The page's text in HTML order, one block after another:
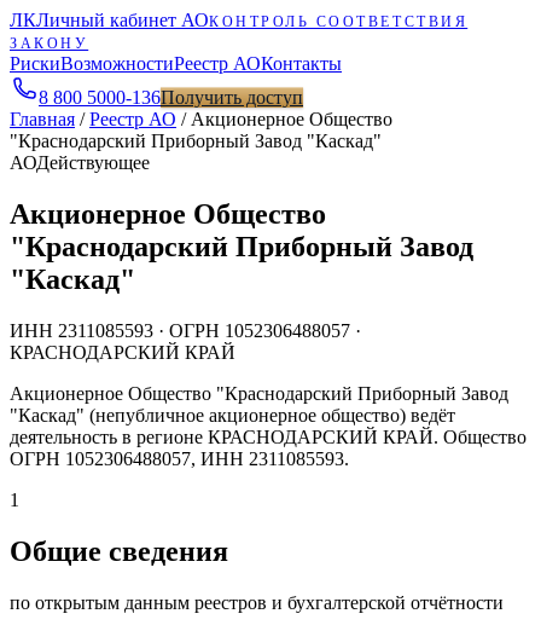
ЛКЛичный кабинет АОКОНТРОЛЬ СООТВЕТСТВИЯ
ЗАКОНУ
РискиВозможностиРеестр АОКонтакты
8 800 5000-136Получить доступ
Главная /Реестр АО / Акционерное Общество
"Краснодарский Приборный Завод "Каскад"
АОДействующее
Акционерное Общество
"Краснодарский Приборный Завод
"Каскад"
ИНН 2311085593 · ОГРН 1052306488057 ·
КРАСНОДАРСКИЙ КРАЙ
Акционерное Общество "Краснодарский Приборный Завод
"Каскад" (непубличное акционерное общество) ведёт
деятельность в регионе КРАСНОДАРСКИЙ КРАЙ. Общество
ОГРН 1052306488057, ИНН 2311085593.
1
Общие сведения
по открытым данным реестров и бухгалтерской отчётности